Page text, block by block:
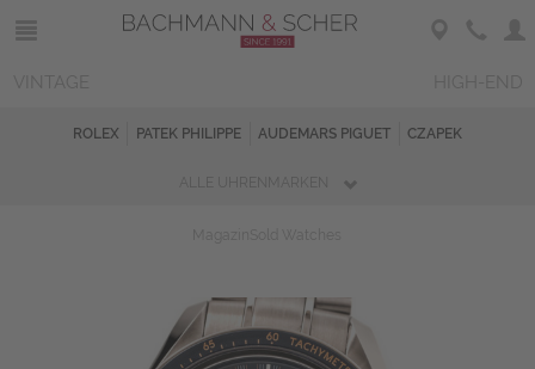
ROLEX PATEK PHILIPPE AUDEMARS PIGUET CZAPEK